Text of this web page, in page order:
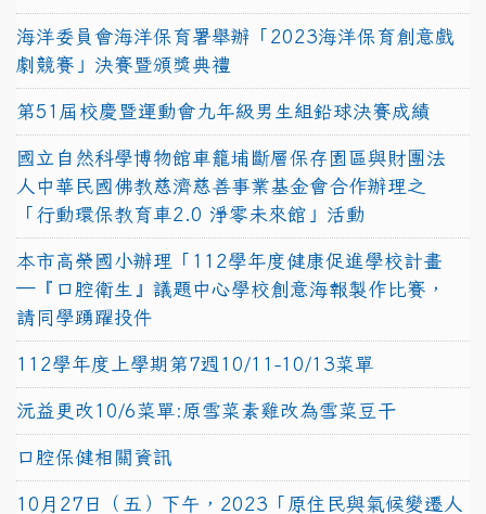
海洋委員會海洋保育署舉辦「2023海洋保育創意戲
劇競賽」決賽暨頒獎典禮
第51屆校慶暨運動會九年級男生組鉛球決賽成績
國立自然科學博物館車籠埔斷層保存園區與財團法
人中華民國佛教慈濟慈善事業基金會合作辦理之
「行動環保教育車2.0 淨零未來館」活動
本市高榮國小辦理「112學年度健康促進學校計畫
─『口腔衛生』議題中心學校創意海報製作比賽，
請同學踴躍投件
112學年度上學期第7週10/11-10/13菜單
沅益更改10/6菜單:原雪菜素雞改為雪菜豆干
口腔保健相關資訊
10月27日（五）下午，2023「原住民與氣候變遷人